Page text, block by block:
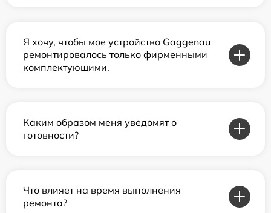
Я хочу, чтобы мое устройство Gaggenau
ремонтировалось только фирменными
комплектующими.
Каким образом меня уведомят о
готовности?
Что влияет на время выполнения
ремонта?